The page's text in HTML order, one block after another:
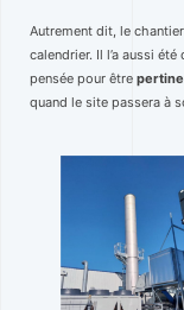
Autrement dit, le
calendrier. Il l’a aussi été
pensée pour être
quand le site passera à